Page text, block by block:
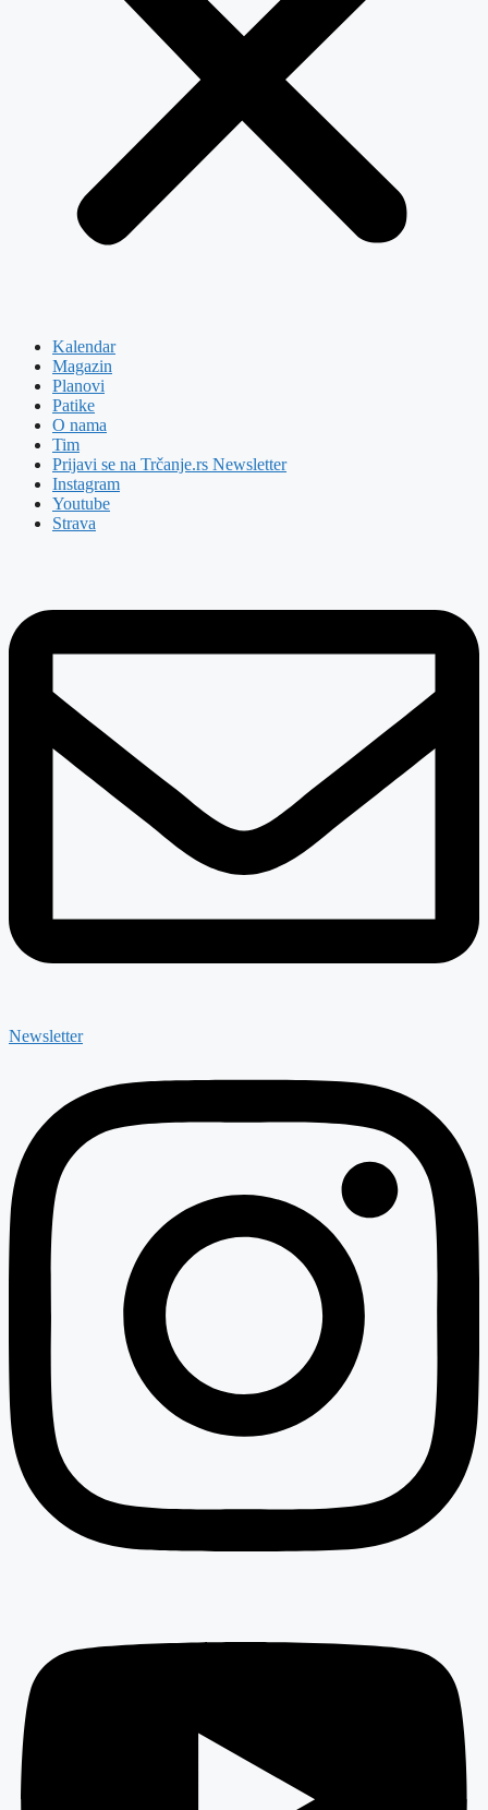
Kalendar
Magazin
Planovi
Patike
O nama
Tim
Prijavi se na Trčanje.rs Newsletter
Instagram
Youtube
Strava
Newsletter